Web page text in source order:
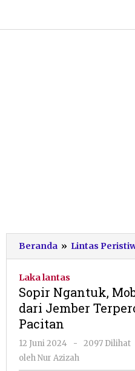
konten
Beranda » Lintas
Laka lantas
Sopir Ngantuk,
dari Jember
Pacitan
12 Juni 2024
oleh
Nur
-
2097 Dilihat
olehNur Azizah